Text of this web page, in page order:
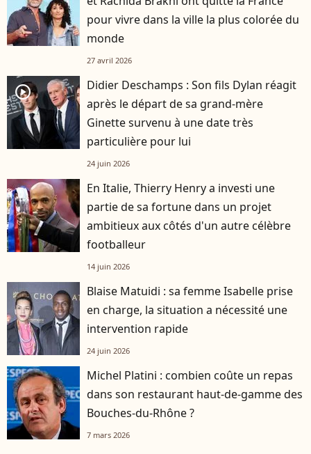
pour vivre dans la ville la plus colorée du
monde
27 avril 2026
player2
Didier Deschamps : Son fils Dylan réagit
après le départ de sa grand-mère
Ginette survenu à une date très
particulière pour lui
24 juin 2026
En Italie, Thierry Henry a investi une
partie de sa fortune dans un projet
ambitieux aux côtés d'un autre célèbre
footballeur
14 juin 2026
Blaise Matuidi : sa femme Isabelle prise
en charge, la situation a nécessité une
intervention rapide
24 juin 2026
Michel Platini : combien coûte un repas
dans son restaurant haut-de-gamme des
Bouches-du-Rhône ?
7 mars 2026